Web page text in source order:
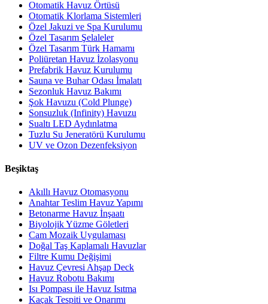
Otomatik Havuz Örtüsü
Otomatik Klorlama Sistemleri
Özel Jakuzi ve Spa Kurulumu
Özel Tasarım Şelaleler
Özel Tasarım Türk Hamamı
Poliüretan Havuz İzolasyonu
Prefabrik Havuz Kurulumu
Sauna ve Buhar Odası İmalatı
Sezonluk Havuz Bakımı
Şok Havuzu (Cold Plunge)
Sonsuzluk (Infinity) Havuzu
Sualtı LED Aydınlatma
Tuzlu Su Jeneratörü Kurulumu
UV ve Ozon Dezenfeksiyon
Beşiktaş
Akıllı Havuz Otomasyonu
Anahtar Teslim Havuz Yapımı
Betonarme Havuz İnşaatı
Biyolojik Yüzme Göletleri
Cam Mozaik Uygulaması
Doğal Taş Kaplamalı Havuzlar
Filtre Kumu Değişimi
Havuz Çevresi Ahşap Deck
Havuz Robotu Bakımı
Isı Pompası ile Havuz Isıtma
Kaçak Tespiti ve Onarımı